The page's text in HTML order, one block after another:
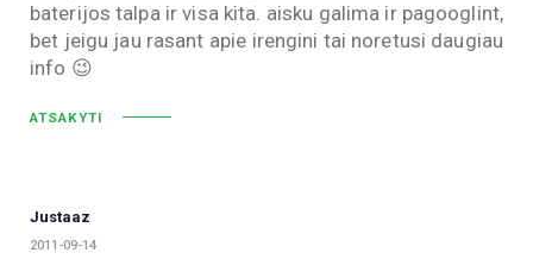
baterijos talpa ir visa kita. aisku galima ir pagooglint,
bet jeigu jau rasant apie irengini tai noretusi daugiau
info 😉
ATSAKYTI
Justaaz
2011-09-14